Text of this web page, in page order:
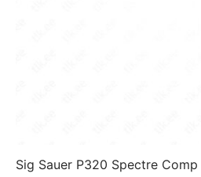
Sig Sauer P320 Spectre